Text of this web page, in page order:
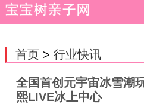
首页> 行业快讯
全国首创元宇宙冰雪潮
熙LIVE冰上中心